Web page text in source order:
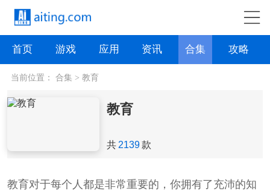
首页 游戏 应用 资讯 合集 攻略
当前位置： 合集 > 教育
教育
共 2139款
教育对于每个人都是非常重要的，你拥有了充沛的知